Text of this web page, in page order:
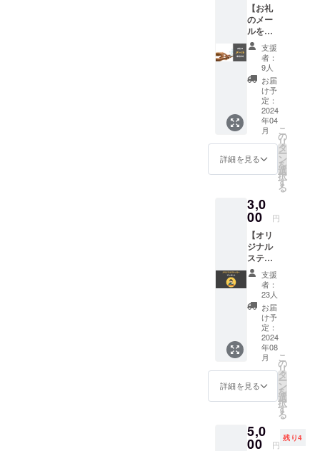
【お礼
のメー
ルを送
らせて
いただ
きま
す！】
「物は
いらな
いけれ
ど支援
した
い！」
という
優しさ
に溢れ
におす
すめで
す。
支援
者：
9人
お届
け予
定：
2024
年04
月
詳細を見る
こ
の
リ
タ
ー
ン
を
選
択
す
る
3,0
00 円
【オリ
ジナル
ステッ
カー】
イラス
トレー
ターの
「@akk
aaakoo
on」さ
んに描
いてい
ただい
た僕の
オリジ
ナルス
カーを
お送り
支援
者：
23人
お届
け予
定：
2024
年08
月
詳細を見る
こ
の
リ
タ
ー
ン
を
選
択
す
る
5,0
00 円
残り4